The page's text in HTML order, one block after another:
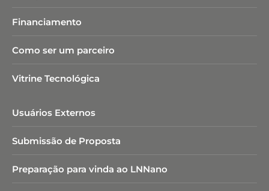
Financiamento
Como ser um parceiro
Vitrine Tecnológica
Usuários Externos
Submissão de Proposta
Preparação para vinda ao LNNano